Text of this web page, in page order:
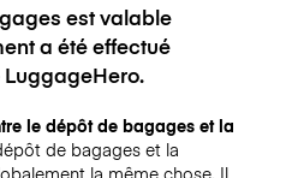
est valable
a été effectué
le dépôt de bagages et la
de bagages et la
la même chose. Il